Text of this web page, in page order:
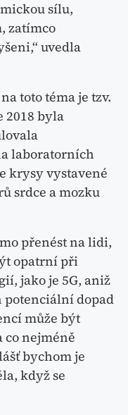
sílu,
zatímco
uvedla
toto téma je tzv.
2018 byla
laboratorních
krysy vystavené
srdce a mozku
přenést na lidi,
opatrní při
jako je 5G, aniž
dopad
může být
nejméně
bychom je
když se